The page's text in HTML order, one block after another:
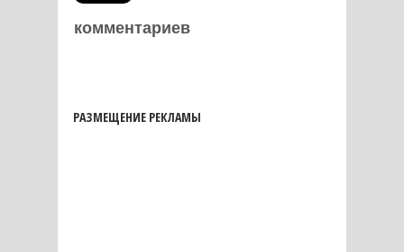
комментариев
РАЗМЕЩЕНИЕ РЕКЛАМЫ